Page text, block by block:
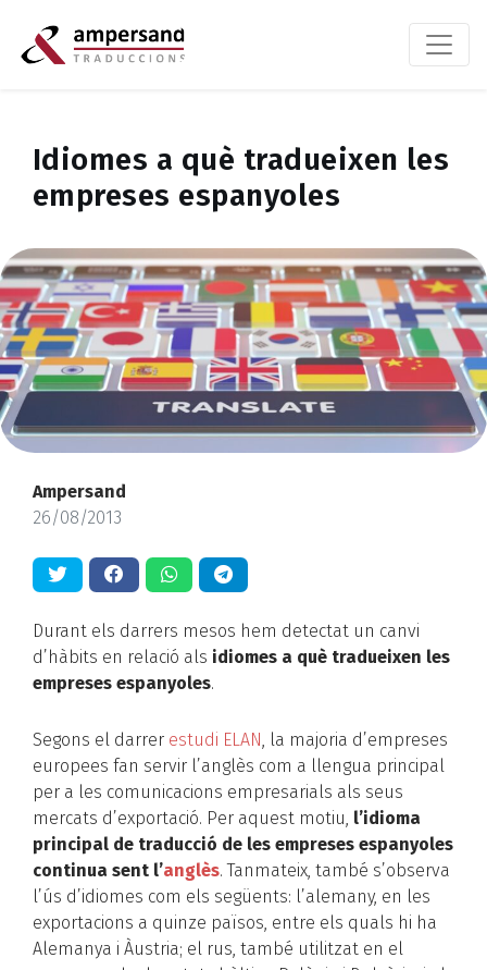
Idiomes a què tradueixen les
empreses espanyoles
Ampersand
26/08/2013
Durant els darrers mesos hem detectat un canvi
d’hàbits en relació als idiomes a què tradueixen les
empreses espanyoles.
Segons el darrer estudi ELAN, la majoria d’empreses
europees fan servir l’anglès com a llengua principal
per a les comunicacions empresarials als seus
mercats d’exportació. Per aquest motiu, l’idioma
principal de traducció de les empreses espanyoles
continua sent l’anglès. Tanmateix, també s’observa
l’ús d’idiomes com els següents: l’alemany, en les
exportacions a quinze països, entre els quals hi ha
Alemanya i Àustria; el rus, també utilitzat en el